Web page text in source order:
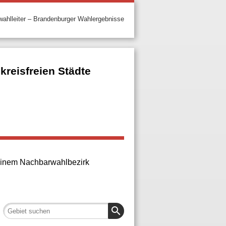
– Brandenburger Wahlergebnisse
Städte
Nachbarwahlbezirk
search